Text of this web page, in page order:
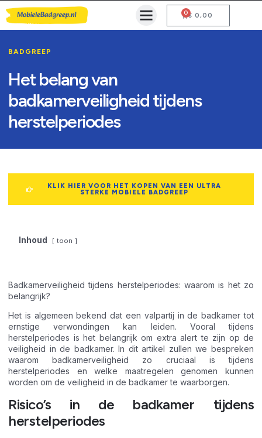
€ 0,00
0
BADGREEP
Het belang van
badkamerveiligheid tijdens
herstelperiodes
KLIK HIER VOOR HET KOPEN VAN EEN ULTRA
STERKE MOBIELE BADGREEP
Inhoud toon
Badkamerveiligheid tijdens herstelperiodes: waarom is het zo
belangrijk?
Het is algemeen bekend dat een valpartij in de badkamer tot
ernstige verwondingen kan leiden. Vooral tijdens
herstelperiodes is het belangrijk om extra alert te zijn op de
veiligheid in de badkamer. In dit artikel zullen we bespreken
waarom badkamerveiligheid zo cruciaal is tijdens
herstelperiodes en welke maatregelen genomen kunnen
worden om de veiligheid in de badkamer te waarborgen.
Risico’s in de badkamer tijdens
herstelperiodes